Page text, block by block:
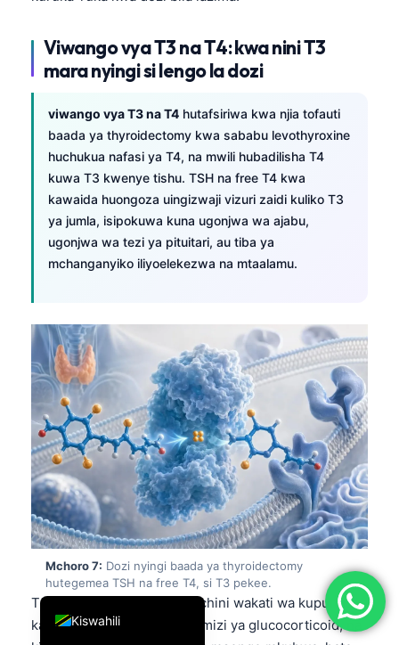
Viwango vyaT3naT4: kwa niniT3
mara nyingi si lengo la dozi
viwango vya T3 na T4 hutafsiriwa kwa njia tofauti
baada ya thyroidectomy kwa sababu levothyroxine
huchukua nafasi ya T4, na mwili hubadilisha T4
kuwa T3 kwenye tishu. TSH na free T4 kwa
kawaida huongoza uingizwaji vizuri zaidi kuliko T3
ya jumla, isipokuwa kuna ugonjwa wa ajabu,
ugonjwa wa tezi ya pituitari, au tiba ya
mchanganyiko iliyoelekezwa na mtaalamu.
Mchoro 7: Dozi nyingi baada ya thyroidectomy
hutegemea TSH na free T4, si T3 pekee.
T3 ya jumla inaweza kuwa chini wakati wa kupunguza
kalori, ugonjwa mkali, matumizi ya glucocorticoid, na
Kiswahili
English
Deutsch
العربية
Français
עִבְרִית
Italiano
Español
Português
Ελληνικά
Türkçe
简体中文
فارسی
Български
Dansk
Nederlands
हिन्दी
Հայերեն